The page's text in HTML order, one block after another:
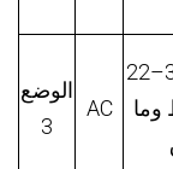
الوضع
3
AC
حوالي 3.7–22
وما